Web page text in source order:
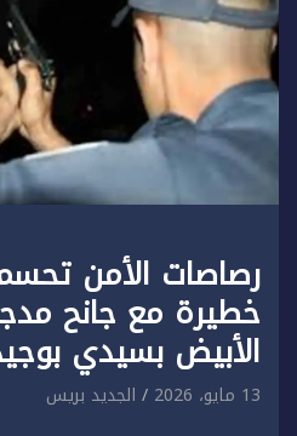
رصاصات الأمن
خطيرة مع جانح
الأبيض بسيدي
13 مايو، 2026 الجديد بريس